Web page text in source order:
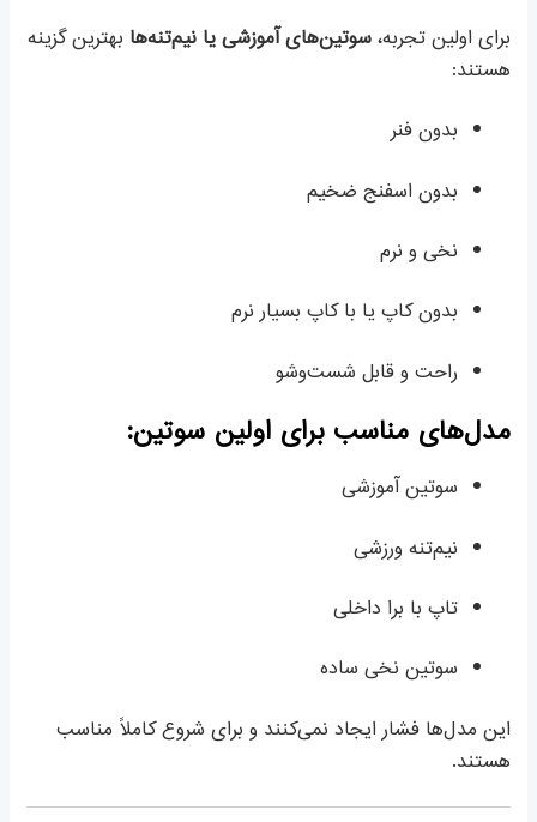
برای اولین تجربه،سوتین‌های آموزشی یا نیم‌تنه‌ها بهترین گزینه
هستند:
بدون فنر
بدون اسفنج ضخیم
نخی و نرم
بدون کاپ یا با کاپ بسیار نرم
راحت و قابل شست‌وشو
مدل‌های مناسب برای اولین سوتین:
سوتین آموزشی
نیم‌تنه ورزشی
تاپ با برا داخلی
سوتین نخی ساده
این مدل‌ها فشار ایجاد نمی‌کنند و برای شروع کاملاً مناسب
هستند.